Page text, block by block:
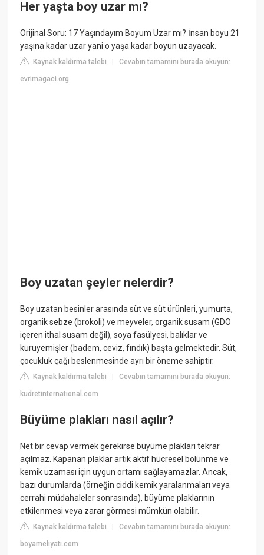
Her yaşta boy uzar mı?
Orijinal Soru: 17 Yaşındayım Boyum Uzar mı? İnsan boyu 21
yaşına kadar uzar yani o yaşa kadar boyun uzayacak.
Kaynak kaldırma talebi |Cevabın tamamını burada okuyun:
evrimagaci.org
Boy uzatan şeyler nelerdir?
Boy uzatan besinler arasında süt ve süt ürünleri, yumurta,
organik sebze (brokoli) ve meyveler, organik susam (GDO
içeren ithal susam değil), soya fasülyesi, balıklar ve
kuruyemişler (badem, ceviz, fındık) başta gelmektedir. Süt,
çocukluk çağı beslenmesinde ayrı bir öneme sahiptir.
Kaynak kaldırma talebi |Cevabın tamamını burada okuyun:
kudretinternational.com
Büyüme plakları nasıl açılır?
Net bir cevap vermek gerekirse büyüme plakları tekrar
açılmaz. Kapanan plaklar artık aktif hücresel bölünme ve
kemik uzaması için uygun ortamı sağlayamazlar. Ancak,
bazı durumlarda (örneğin ciddi kemik yaralanmaları veya
cerrahi müdahaleler sonrasında), büyüme plaklarının
etkilenmesi veya zarar görmesi mümkün olabilir.
Kaynak kaldırma talebi |Cevabın tamamını burada okuyun:
boyameliyati.com